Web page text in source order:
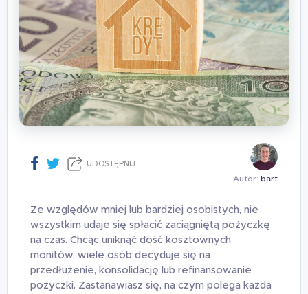
UDOSTĘPNIJ
Autor: bart
Ze względów mniej lub bardziej osobistych, nie
wszystkim udaje się spłacić zaciągniętą pożyczkę
na czas. Chcąc uniknąć dość kosztownych
monitów, wiele osób decyduje się na
przedłużenie, konsolidację lub refinansowanie
pożyczki. Zastanawiasz się, na czym polega każda